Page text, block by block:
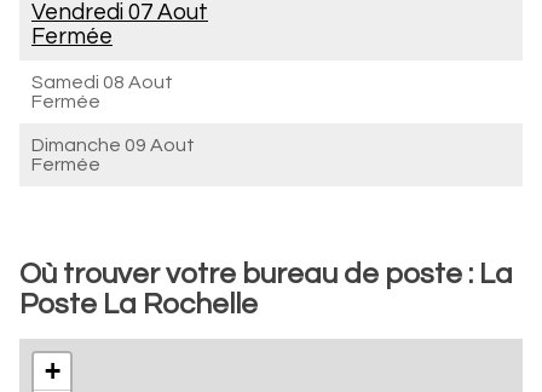
Vendredi 07 Aout
Fermée
Samedi 08 Aout
Fermée
Dimanche 09 Aout
Fermée
Où trouver votre bureau de poste : La
Poste La Rochelle
+